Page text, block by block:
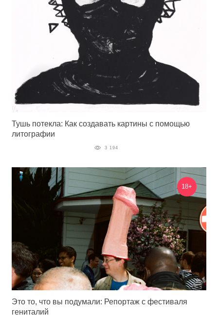
Тушь потекла: Как создавать картины с помощью
литографии
3 194
18+
Это то, что вы подумали: Репортаж с фестиваля
гениталий